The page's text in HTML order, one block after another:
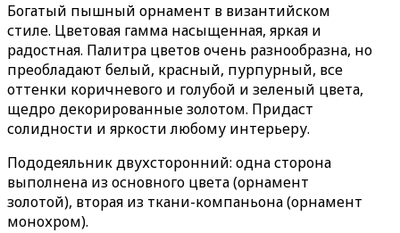
Богатый пышный орнамент в византийском
стиле. Цветовая гамма насыщенная, яркая и
радостная. Палитра цветов очень разнообразна, но
преобладают белый, красный, пурпурный, все
оттенки коричневого и голубой и зеленый цвета,
щедро декорированные золотом. Придаст
солидности и яркости любому интерьеру.
Пододеяльник двухсторонний: одна сторона
выполнена из основного цвета (орнамент
золотой), вторая из ткани-компаньона (орнамент
монохром).